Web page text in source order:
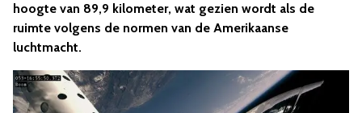
hoogte van 89,9 kilometer, wat gezien wordt als de
ruimte volgens de normen van de Amerikaanse
luchtmacht.